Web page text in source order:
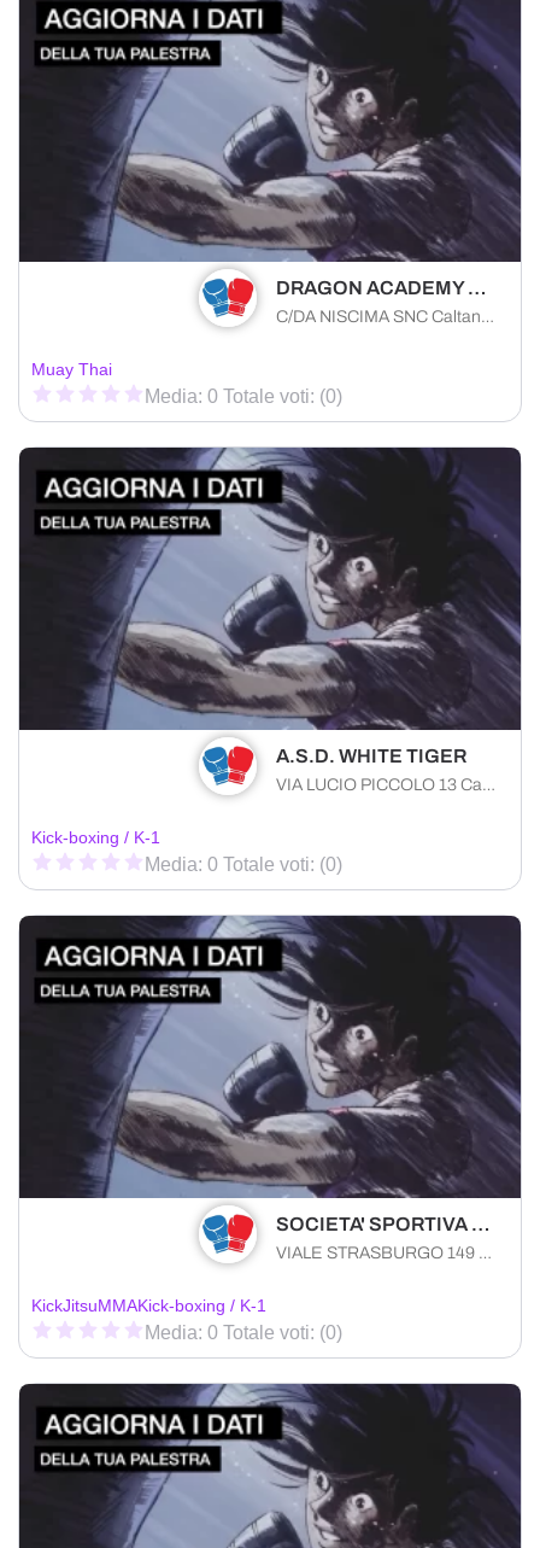
DRAGON ACADEMY GROUP A.S.D.
C/DA NISCIMA SNC Caltanissetta (CL) 93100 , Sicilia
Muay Thai
Media: 0 Totale voti: (0)
A.S.D. WHITE TIGER
VIA LUCIO PICCOLO 13 Capo d'Orlando (ME) 98071 , Sicilia
Kick-boxing / K-1
Media: 0 Totale voti: (0)
SOCIETA' SPORTIVA DILETTANTISTICA TEAM VICOR S.R.L.
VIALE STRASBURGO 149 Palermo (PA) 90146 , Sicilia
KickJitsuMMAKick-boxing / K-1
Media: 0 Totale voti: (0)